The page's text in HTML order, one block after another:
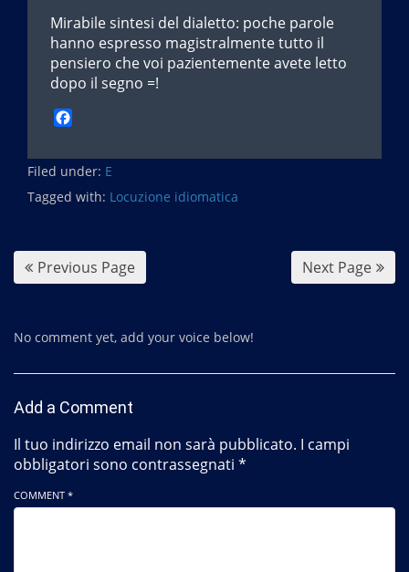
Mirabile sintesi del dialetto: poche parole
hanno espresso magistralmente tutto il
pensiero che voi pazientemente avete letto
dopo il segno =!
c
e
b
Filed under: E
Tagged with: Locuzione idiomatica
Previous Page Next Page
No comment yet, add your voice below!
Add a Comment
Il tuo indirizzo email non sarà pubblicato. I campi
obbligatori sono contrassegnati *
COMMENT *